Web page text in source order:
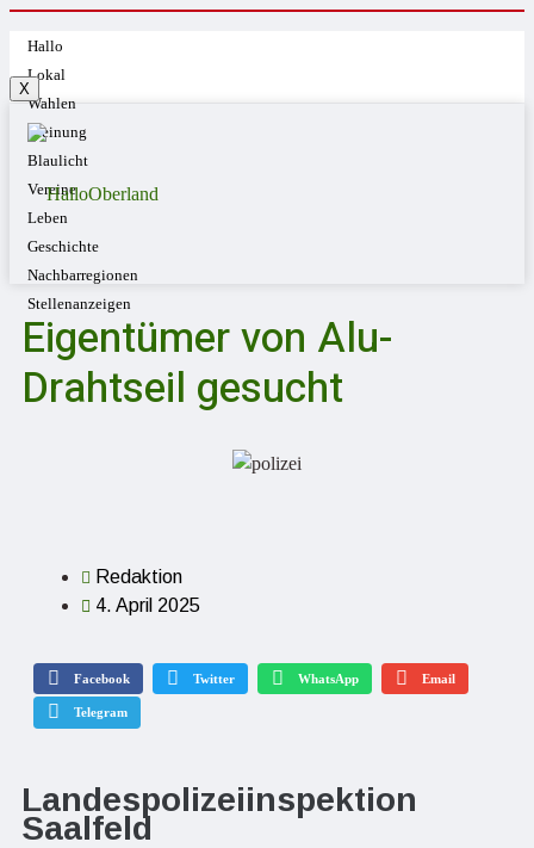
Hallo
Lokal
Wahlen
Meinung
Blaulicht
Vereine
Leben
Geschichte
Nachbarregionen
Stellenanzeigen
X
Eigentümer von Alu-
Drahtseil gesucht
Redaktion
4. April 2025
Facebook Twitter WhatsApp Email
Telegram
Landespolizeiinspektion
Saalfeld